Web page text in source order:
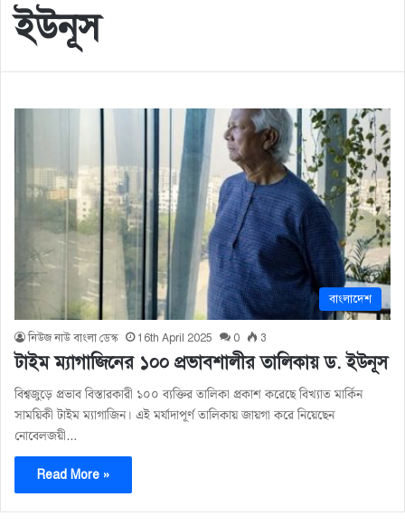
ইউনূস
বাংলাদেশ
নিউজ নাউ বাংলা ডেস্ক 16th April 2025 0 3
টাইম ম্যাগাজিনের ১০০ প্রভাবশালীর তালিকায় ড. ইউনূস
বিশ্বজুড়ে প্রভাব বিস্তারকারী ১০০ ব্যক্তির তালিকা প্রকাশ করেছে বিখ্যাত মার্কিন
সাময়িকী টাইম ম্যাগাজিন। এই মর্যাদাপূর্ণ তালিকায় জায়গা করে নিয়েছেন
নোবেলজয়ী…
Read More »